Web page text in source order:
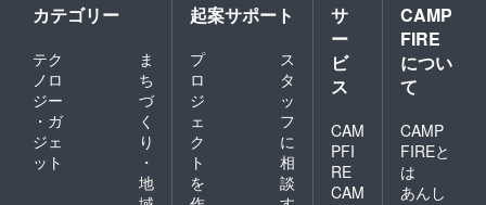
カテゴリー
テク
ノロ
ジー
・ガ
ジェ
ット
ま
ち
づ
く
り
・
地
起案サポート
プ
ロ
ジ
ェ
ク
ト
を
ス
タ
ッ
フ
に
相
談
サ
ー
ビ
ス
CAM
PFI
RE
CAM
CAMP
FIRE
につい
て
CAMP
FIREと
は
あんし